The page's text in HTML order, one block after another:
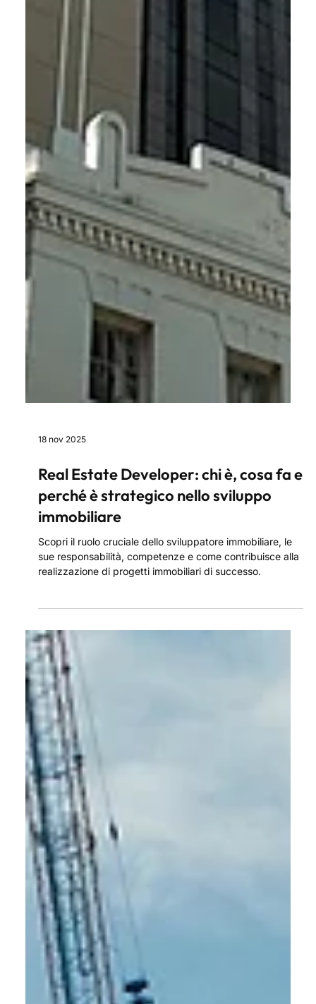
18 nov 2025
Real Estate Developer: chi è, cosa fa e
perché è strategico nello sviluppo
immobiliare
Scopri il ruolo cruciale dello sviluppatore immobiliare, le
sue responsabilità, competenze e come contribuisce alla
realizzazione di progetti immobiliari di successo.